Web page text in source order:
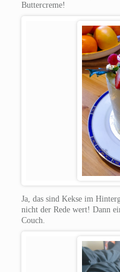
Buttercreme!
Ja, das sind Kekse im
nicht der Rede wert! Dann
Couch.